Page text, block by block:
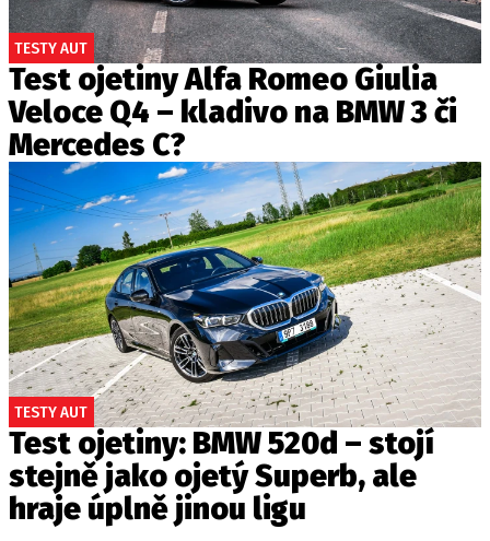
TESTY AUT
Test ojetiny Alfa Romeo Giulia
Veloce Q4 – kladivo na BMW 3 či
Mercedes C?
TESTY AUT
Test ojetiny: BMW 520d – stojí
stejně jako ojetý Superb, ale
hraje úplně jinou ligu